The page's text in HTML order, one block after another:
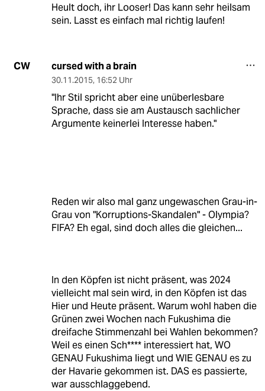
Heult doch, ihr Looser! Das kann sehr heilsam
sein. Lasst es einfach mal richtig laufen!
CW cursed with a brain
30.11.2015, 16:52 Uhr
"Ihr Stil spricht aber eine unüberlesbare
Sprache, dass sie am Austausch sachlicher
Argumente keinerlei Interesse haben."
Reden wir also mal ganz ungewaschen Grau-in-
Grau von "Korruptions-Skandalen" - Olympia?
FIFA? Eh egal, sind doch alles die gleichen...
In den Köpfen ist nicht präsent, was 2024
vielleicht mal sein wird, in den Köpfen ist das
Hier und Heute präsent. Warum wohl haben die
Grünen zwei Wochen nach Fukushima die
dreifache Stimmenzahl bei Wahlen bekommen?
Weil es einen Sch**** interessiert hat, WO
GENAU Fukushima liegt und WIE GENAU es zu
der Havarie gekommen ist. DAS es passierte,
war ausschlaggebend.